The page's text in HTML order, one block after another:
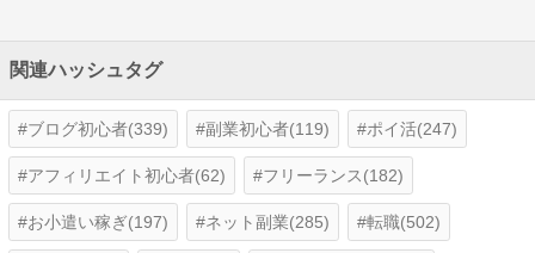
関連ハッシュタグ
ブログ初心者(339) 副業初心者(119) ポイ活(247)
アフィリエイト初心者(62) フリーランス(182)
お小遣い稼ぎ(197) ネット副業(285) 転職(502)